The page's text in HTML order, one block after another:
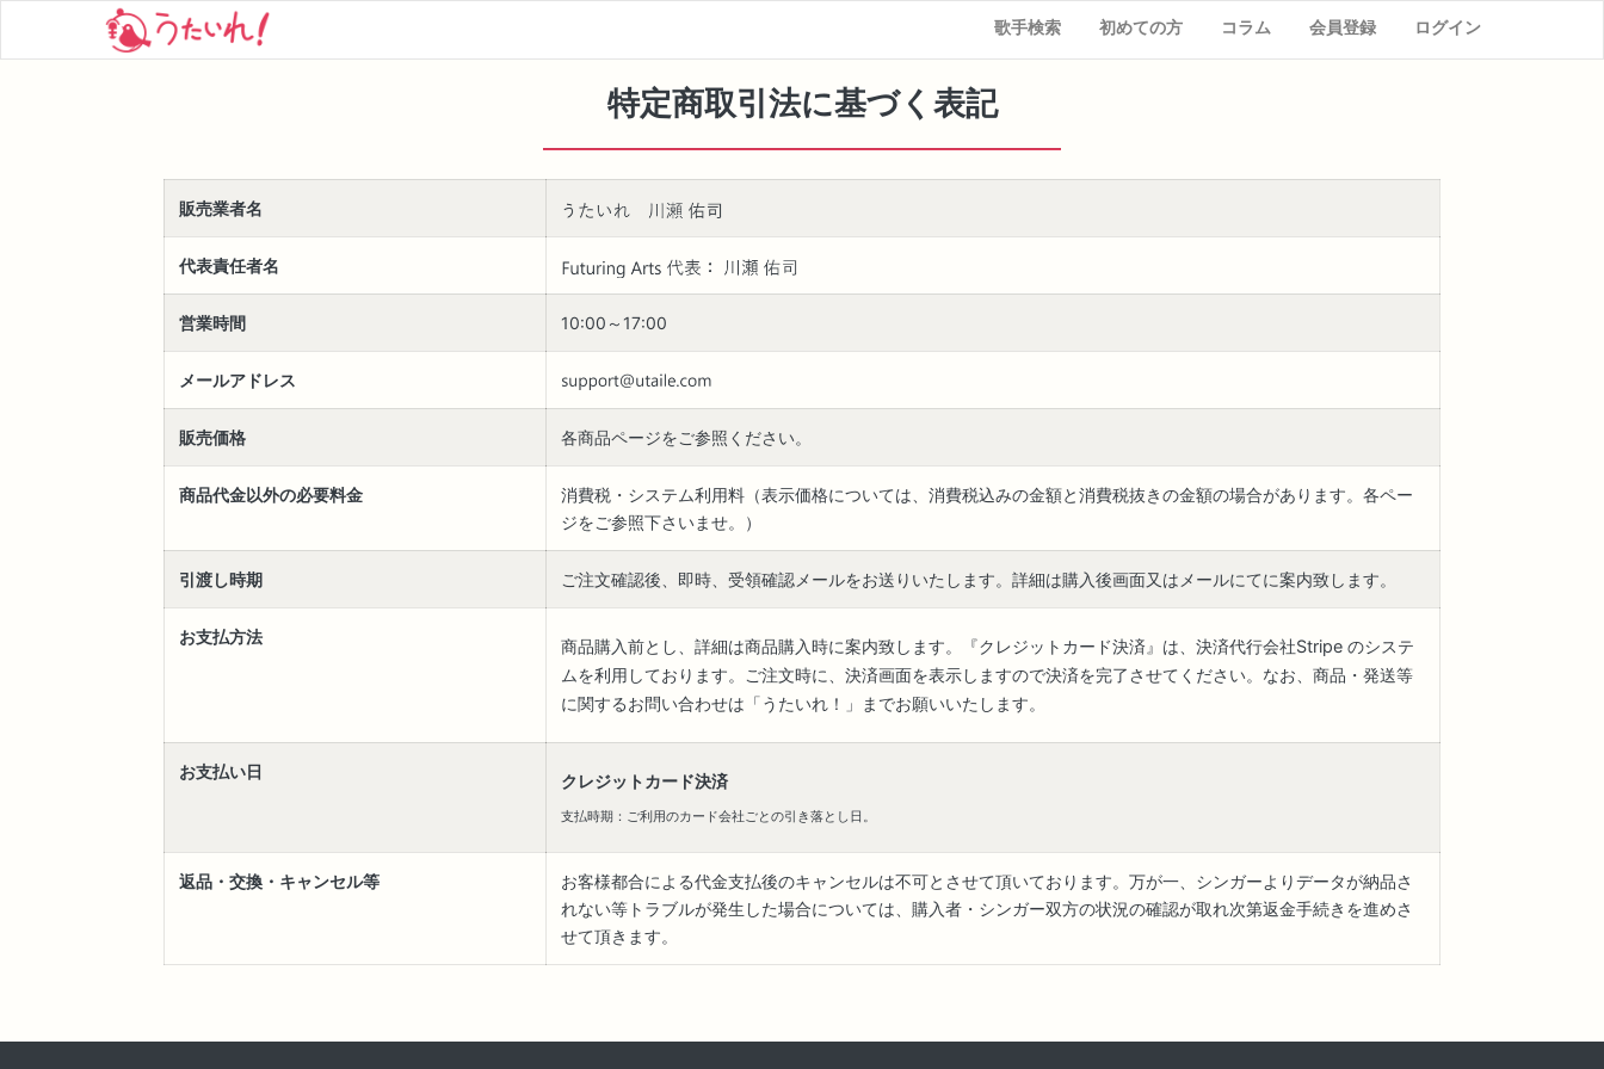
歌手検索 初めての方 コラム 会員登録 ログイン
特定商取引法に基づく表記
販売業者名
代表責任者名
営業時間 10:00～17:00
メールアドレス
販売価格 各商品ページをご参照ください。
商品代金以外の必要料金
消費税・システム利用料（表示価格については、消費税込みの金額と消費税抜きの金額の場合があります。各ペー
ジをご参照下さいませ。）
引渡し時期 ご注文確認後、即時、受領確認メールをお送りいたします。詳細は購入後画面又はメールにてに案内致します。
お支払方法
商品購入前とし、詳細は商品購入時に案内致します。『クレジットカード決済』は、決済代行会社Stripe のシステ
ムを利用しております。ご注文時に、決済画面を表示しますので決済を完了させてください。なお、商品・発送等
に関するお問い合わせは「うたいれ！」までお願いいたします。
お支払い日 クレジットカード決済
支払時期：ご利用のカード会社ごとの引き落とし日。
返品・交換・キャンセル等
お客様都合による代金支払後のキャンセルは不可とさせて頂いております。万が一、シンガーよりデータが納品さ
れない等トラブルが発生した場合については、購入者・シンガー双方の状況の確認が取れ次第返金手続きを進めさ
せて頂きます。